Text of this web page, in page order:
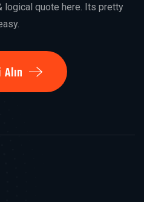
logical quote here. Its pretty